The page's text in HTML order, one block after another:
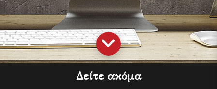
Δείτε ακόμα